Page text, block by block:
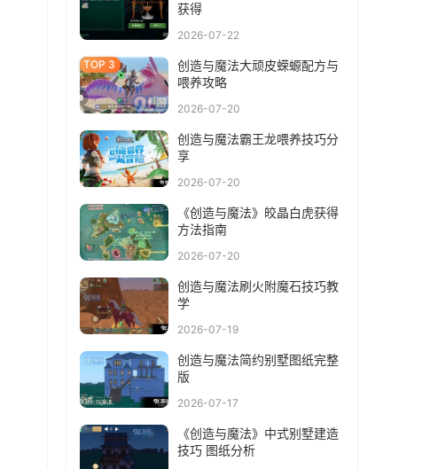
获得
2026-07-22
创造与魔法大顽皮蝾螈配方与
喂养攻略
2026-07-20
创造与魔法霸王龙喂养技巧分
享
2026-07-20
《创造与魔法》皎晶白虎获得
方法指南
2026-07-20
创造与魔法刷火附魔石技巧教
学
2026-07-19
创造与魔法简约别墅图纸完整
版
2026-07-17
《创造与魔法》中式别墅建造
技巧 图纸分析